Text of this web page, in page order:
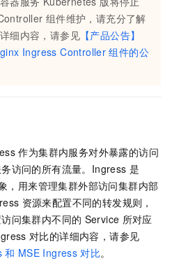
组件维护，请充分了解
细内容，请参见 【产品公告】
Ingress Controller 组件的公
作为集群内服务对外暴露的访问
访问的所有流量。Ingress 是
，用来管理集群外部访问集群内部
资源来配置不同的转发规则，
问集群内不同的 Service 所对应
对比的详细内容，请参见
和 MSE Ingress 对比。